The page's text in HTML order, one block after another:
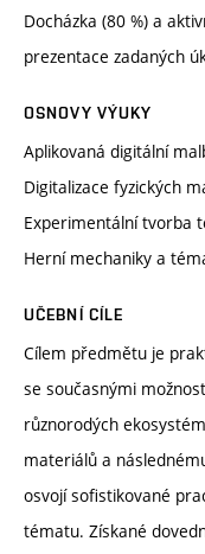
Docházka (80 %) a
prezentace zadaných
OSNOVY VÝUKY
Aplikovaná digitální
Digitalizace fyzických
Experimentální tvorba
Herní mechaniky a
UČEBNÍ CÍLE
Cílem předmětu je
se současnými
různorodých
materiálů a
osvojí sofistikované
tématu. Získané